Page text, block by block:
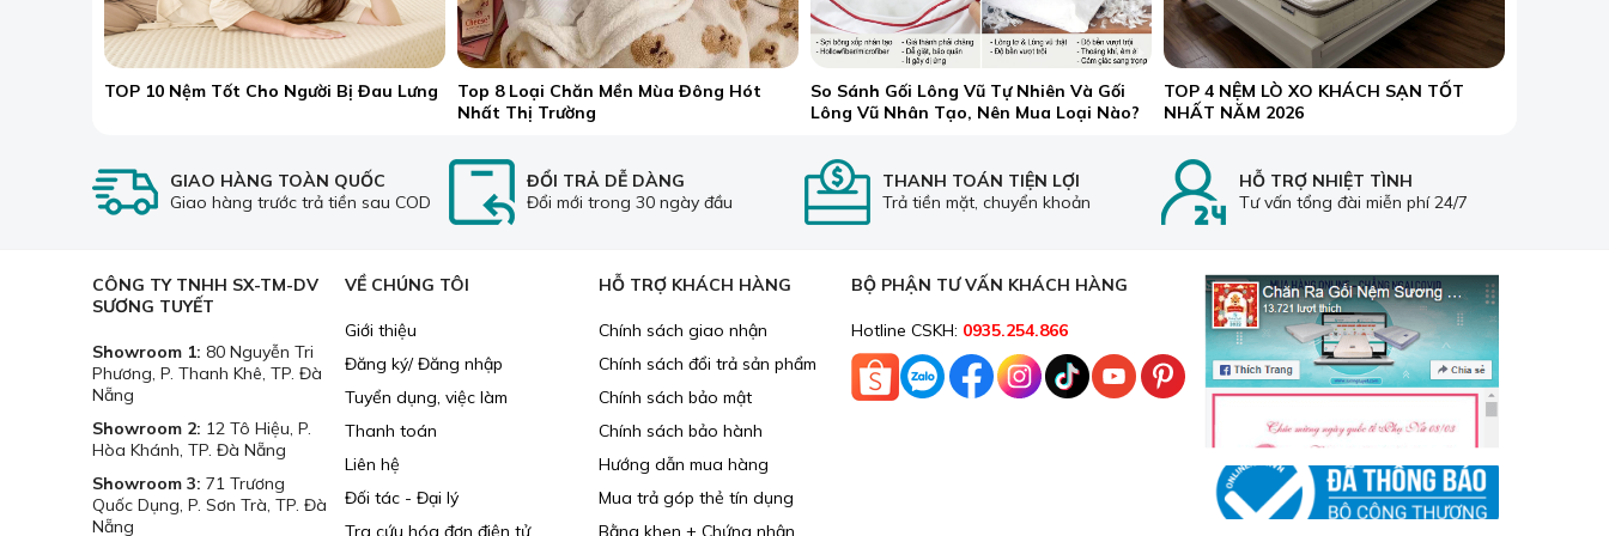
Về ngoại hình, nệm Win Win vuông vắn, có cấu trúc lỗ vuông bên dưới và lỗ tròn bên trên được đúc rất đẹp mắt và đều đặn.
Về chức năng, đệm cũng có đầy đủ các chức năng vốn có của nệm cao su như: Đàn hồi tốt, êm ái, nâng đỡ trọn vẹn cho cơ thể,
thông thoáng khí.
TOP 10 Nệm Tốt Cho Người Bị Đau Lưng
Top 8 Loại Chăn Mền Mùa Đông Hót
Nhất Thị Trường
So Sánh Gối Lông Vũ Tự Nhiên Và Gối
Lông Vũ Nhân Tạo, Nên Mua Loại Nào?
TOP 4 NỆM LÒ XO KHÁCH SẠN TỐT
NHẤT NĂM 2026
GIAO HÀNG TOÀN QUỐC
Giao hàng trước trả tiền sau COD
ĐỔI TRẢ DỄ DÀNG
Đổi mới trong 30 ngày đầu
THANH TOÁN TIỆN LỢI
Trả tiền mặt, chuyển khoản
HỖ TRỢ NHIỆT TÌNH
Tư vấn tổng đài miễn phí 24/7
CÔNG TY TNHH SX-TM-DV
SƯƠNG TUYẾT
Showroom 1: 80 Nguyễn Tri
Phương, P. Thanh Khê, TP. Đà
Nẵng
Showroom 2: 12 Tô Hiệu, P.
Hòa Khánh, TP. Đà Nẵng
Showroom 3: 71 Trương
Quốc Dụng, P. Sơn Trà, TP. Đà
Nẵng
VỀ CHÚNG TÔI
Giới thiệu
Đăng ký/ Đăng nhập
Tuyển dụng, việc làm
Thanh toán
Liên hệ
Đối tác - Đại lý
Tra cứu hóa đơn điện tử
HỖ TRỢ KHÁCH HÀNG
Chính sách giao nhận
Chính sách đổi trả sản phẩm
Chính sách bảo mật
Chính sách bảo hành
Hướng dẫn mua hàng
Mua trả góp thẻ tín dụng
Bằng khen + Chứng nhận
BỘ PHẬN TƯ VẤN KHÁCH HÀNG
Hotline CSKH: 0935.254.866